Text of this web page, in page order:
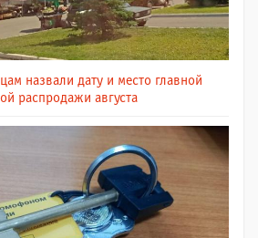
назвали дату и место главной
распродажи августа